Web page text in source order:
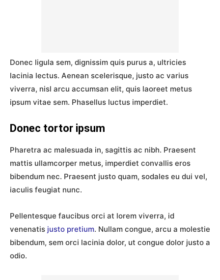
Donec ligula sem, dignissim quis purus a, ultricies
lacinia lectus. Aenean scelerisque, justo ac varius
viverra, nisl arcu accumsan elit, quis laoreet metus
ipsum vitae sem. Phasellus luctus imperdiet.
Donec tortor ipsum
Pharetra ac malesuada in, sagittis ac nibh. Praesent
mattis ullamcorper metus, imperdiet convallis eros
bibendum nec. Praesent justo quam, sodales eu dui vel,
iaculis feugiat nunc.
Pellentesque faucibus orci at lorem viverra, id
venenatis justo pretium. Nullam congue, arcu a molestie
bibendum, sem orci lacinia dolor, ut congue dolor justo a
odio.